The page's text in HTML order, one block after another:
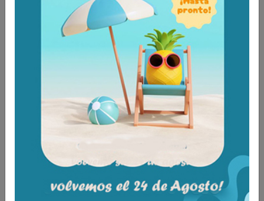
Resultados de desplazamiento mejorados.
Las ruedas traseras de diámetro superior con
respecto a la versión anterior 14" proporcionan
una conducción suave y confortable